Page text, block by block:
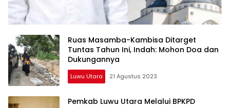
Ruas Masamba-Kambisa Ditarget
Tuntas Tahun Ini, Indah: Mohon Doa dan
Dukungannya
Luwu Utara 21 Agustus 2023
Pemkab Luwu Utara Melalui BPKPD